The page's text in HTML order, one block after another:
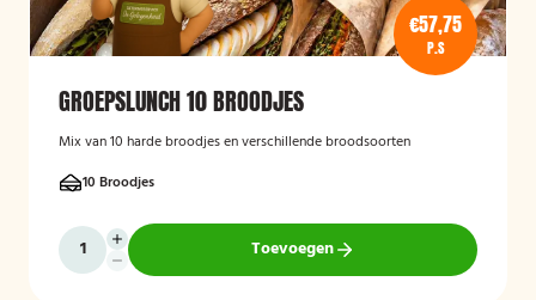
€57,75
P.S
GROEPSLUNCH 10 BROODJES
Mix van 10 harde broodjes en verschillende broodsoorten
10 Broodjes
Toevoegen